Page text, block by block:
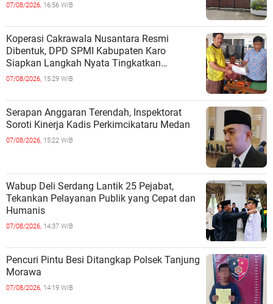
07/08/2026, 16:56 WIB
Koperasi Cakrawala Nusantara Resmi
Dibentuk, DPD SPMI Kabupaten Karo
Siapkan Langkah Nyata Tingkatkan
Kesejahteraan Anggota
07/08/2026, 15:29 WIB
Serapan Anggaran Terendah, Inspektorat
Soroti Kinerja Kadis Perkimcikataru Medan
07/08/2026, 15:22 WIB
Wabup Deli Serdang Lantik 25 Pejabat,
Tekankan Pelayanan Publik yang Cepat dan
Humanis
07/08/2026, 14:37 WIB
Pencuri Pintu Besi Ditangkap Polsek Tanjung
Morawa
07/08/2026, 14:19 WIB